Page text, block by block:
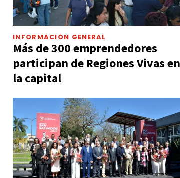
INFORMACIÓN GENERAL
Más de 300 emprendedores
participan de Regiones Vivas en
la capital